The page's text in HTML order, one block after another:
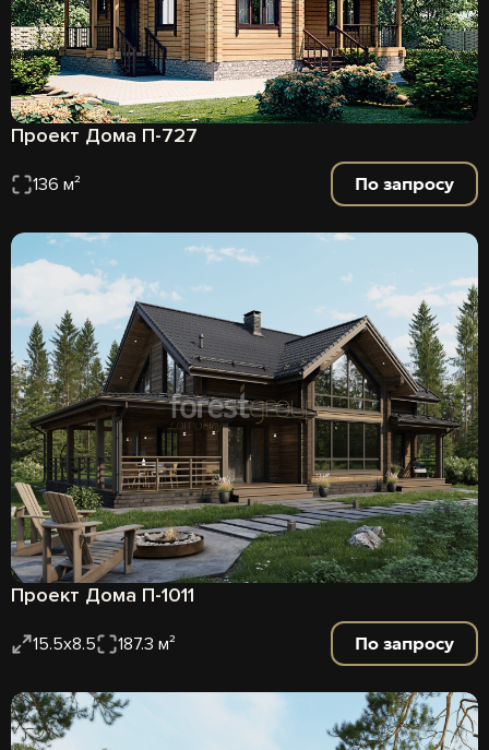
Проект Дома П-727
136 м² По запросу
Проект Дома П-1011
15.5x8.5 187.3 м² По запросу